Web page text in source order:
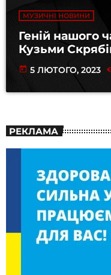
МУЗИЧНІ НОВИНИ
Геній нашого
Кузьми
today 5 ЛЮТОГО, 2023
РЕКЛАМА